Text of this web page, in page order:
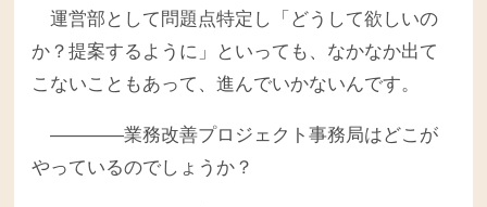
運営部として問題点特定し「どうして欲しいの
か？提案するように」といっても、なかなか出て
こないこともあって、進んでいかないんです。
――――業務改善プロジェクト事務局はどこが
やっているのでしょうか？